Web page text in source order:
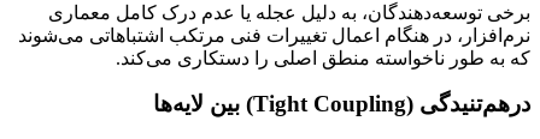
برخی توسعه‌دهندگان، به دلیل عجله یا عدم درک کامل معماری
نرم‌افزار، در هنگام اعمال تغییرات فنی مرتکب اشتباهاتی می‌شوند
که به طور ناخواسته منطق اصلی را دستکاری می‌کند.
درهم‌تنیدگی (Tight Coupling) بین لایه‌ها